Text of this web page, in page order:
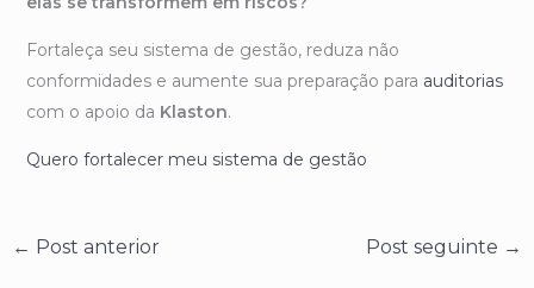
Fortaleça seu sistema de gestão, reduza não
conformidades e aumente sua preparação para auditorias
com o apoio da Klaston.
Quero fortalecer meu sistema de gestão
← Post anterior Post seguinte →